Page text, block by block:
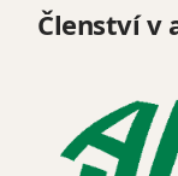
Členství v